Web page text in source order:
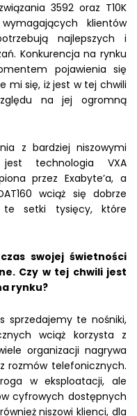
3592 oraz T10K
klientów
najlepszych i
Konkurencja na rynku
pojawienia się
mi się, iż jest w tej chwili
na jej ogromną
z bardziej niszowymi
technologia VXA
przez Exabyte’a, a
wciąż się dobrze
setki tysięcy, które
swojej świetności
Czy w tej chwili jest
rynku?
sprzedajemy te nośniki,
wciąż korzysta z
organizacji nagrywa
rozmów telefonicznych.
w eksploatacji, ale
cyfrowych dostępnych
niszowi klienci, dla